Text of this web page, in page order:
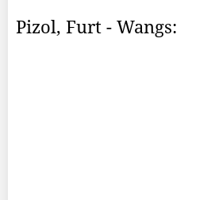
Pizol, Furt - Wangs: